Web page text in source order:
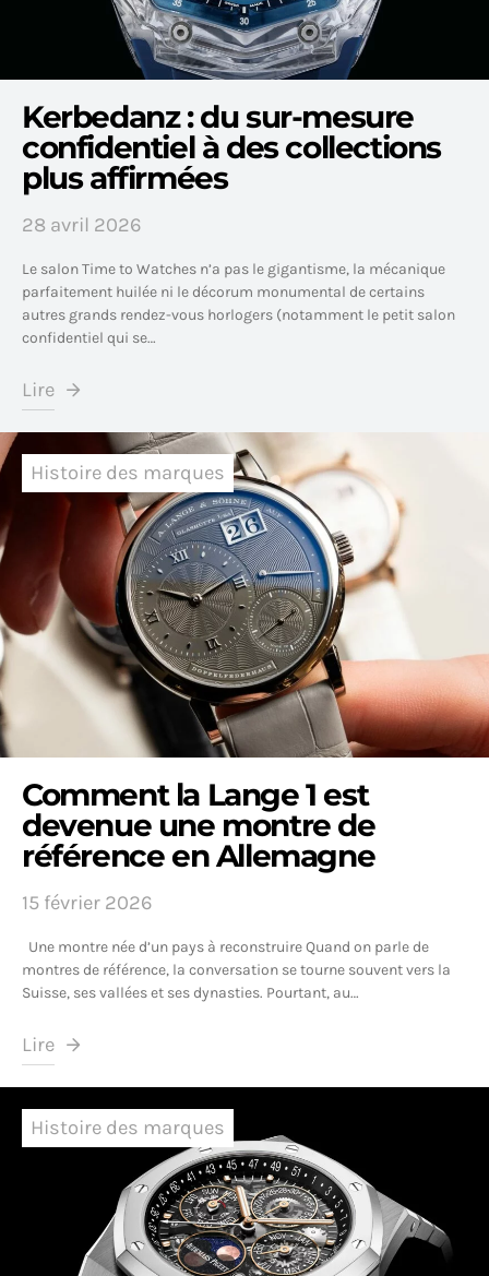
Kerbedanz : du sur-mesure
confidentiel à des collections
plus affirmées
28 avril 2026
Le salon Time to Watches n’a pas le gigantisme, la mécanique
parfaitement huilée ni le décorum monumental de certains
autres grands rendez-vous horlogers (notamment le petit salon
confidentiel qui se…
Lire
Histoire des marques
Comment la Lange 1 est
devenue une montre de
référence en Allemagne
15 février 2026
Une montre née d’un pays à reconstruire Quand on parle de
montres de référence, la conversation se tourne souvent vers la
Suisse, ses vallées et ses dynasties. Pourtant, au…
Lire
Histoire des marques